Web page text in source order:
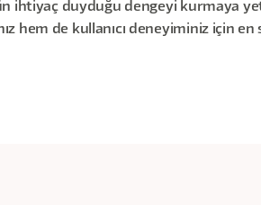
ihtiyaç duyduğu dengeyi kurmaya
hem de kullanıcı deneyiminiz için en